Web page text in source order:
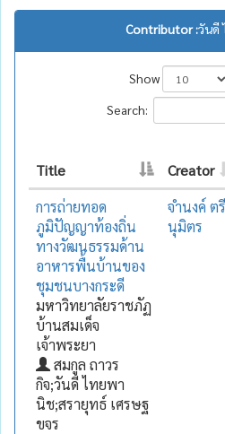
Contributor :วันดี
Show
Search:
Title Creator
การถ่ายทอด
ภูมิปัญญาท้องถิ่น
ทางวัฒนธรรมด้าน
อาหารพื้นบ้านของ
ชุมชนบางกระดี
มหาวิทยาลัยราชภัฏ
บ้านสมเด็จ
เจ้าพระยา
สมกูล ถาวร
กิจ;วันดี ไทยพา
นิช;สรายุทธ์ เศรษฐ
ขจร
จำนงค์ ตรี
นุมิตร